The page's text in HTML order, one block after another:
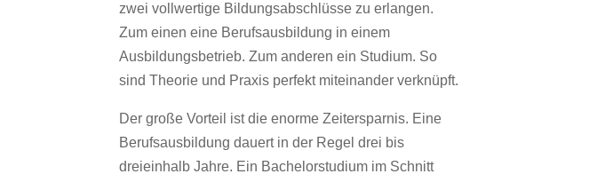
zwei vollwertige Bildungsabschlüsse zu erlangen.
Zum einen eine Berufsausbildung in einem
Ausbildungsbetrieb. Zum anderen ein Studium. So
sind Theorie und Praxis perfekt miteinander verknüpft.
Der große Vorteil ist die enorme Zeitersparnis. Eine
Berufsausbildung dauert in der Regel drei bis
dreieinhalb Jahre. Ein Bachelorstudium im Schnitt